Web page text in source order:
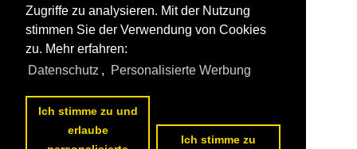
Zugriffe zu analysieren. Mit der Nutzung
stimmen Sie der Verwendung von Cookies
zu. Mehr erfahren:
Datenschutz , Personalisierte Werbung
Ich stimme zu und
erlaube
Ich stimme zu